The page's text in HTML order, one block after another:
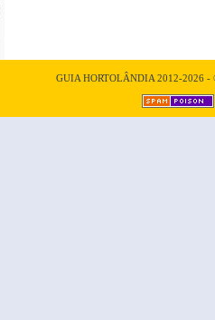
GUIA HORTOLÂNDIA 2012-2026 -